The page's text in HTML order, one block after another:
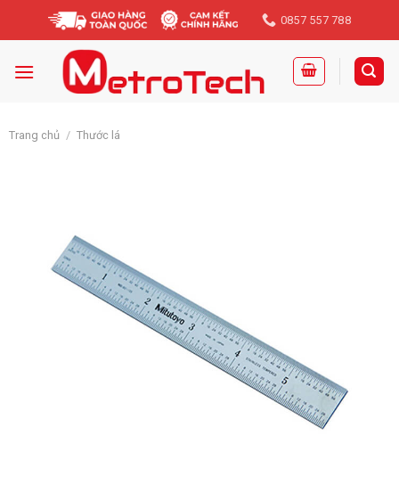
0857 557 788
Trang chủ / Thước lá